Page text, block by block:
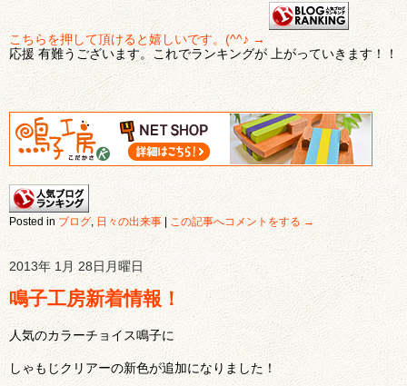
こちらを押して頂けると嬉しいです。(^^♪ →
応援 有難うございます。これでランキングが 上がっていきます！！
Posted in ブログ, 日々の出来事 この記事へコメントをする →
2013年 1月 28日月曜日
鳴子工房新着情報！
人気のカラーチョイス鳴子に
しゃもじクリアーの新色が追加になりました！